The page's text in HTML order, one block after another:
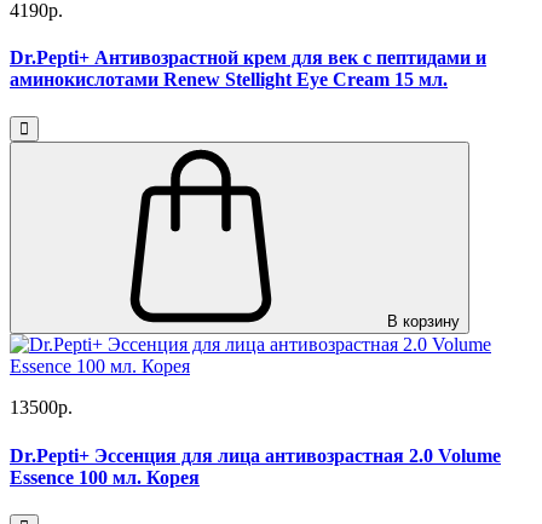
4190р.
Dr.Pepti+ Антивозрастной крем для век с пептидами и
аминокислотами Renew Stellight Eye Cream 15 мл.
В корзину
13500р.
Dr.Pepti+ Эссенция для лица антивозрастная 2.0 Volume
Essence 100 мл. Корея